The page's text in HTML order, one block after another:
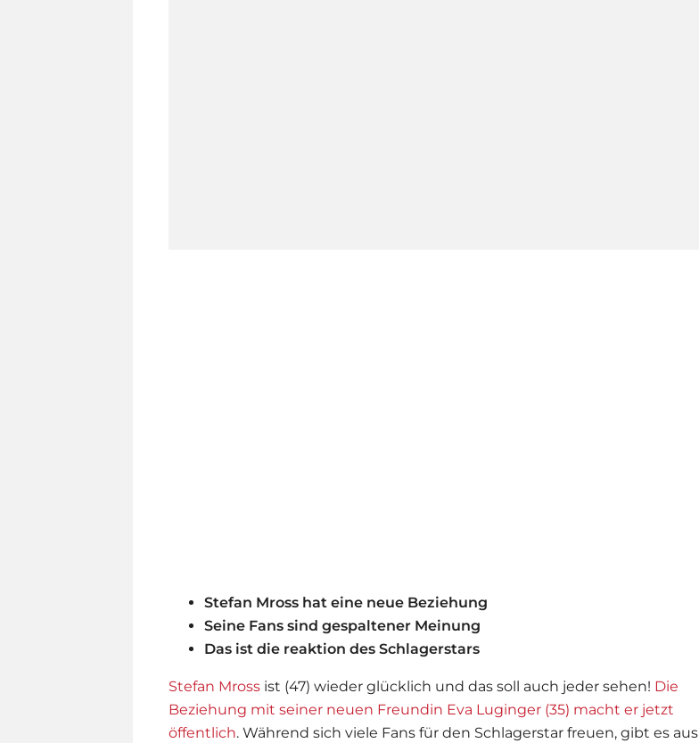
Stefan Mross hat eine neue Beziehung
Seine Fans sind gespaltener Meinung
Das ist die reaktion des Schlagerstars
Stefan Mross ist (47) wieder glücklich und das soll auch jeder sehen! Die
Beziehung mit seiner neuen Freundin Eva Luginger (35) macht er jetzt
öffentlich. Während sich viele Fans für den Schlagerstar freuen, gibt es aus